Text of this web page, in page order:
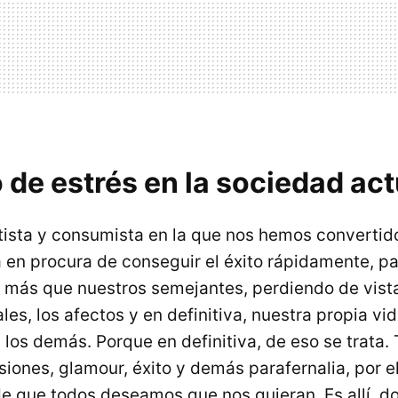
de estrés en la sociedad
y consumista en la que nos hemos
en procura de conseguir el éxito rápidamente,
que nuestros semejantes, perdiendo de
los afectos y en definitiva, nuestra propia
demás. Porque en definitiva, de eso se trata.
glamour, éxito y demás parafernalia, por